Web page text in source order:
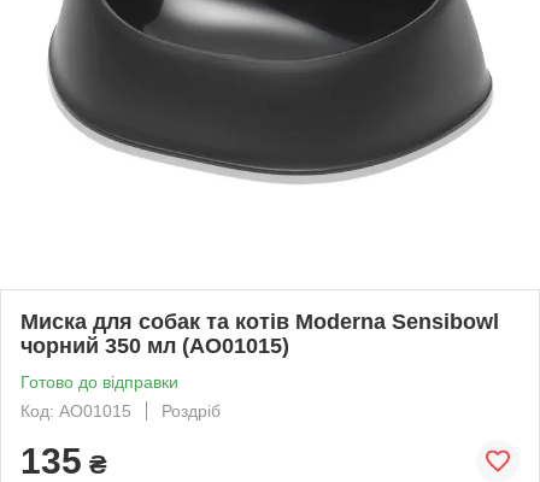
Миска для собак та котів Moderna Sensibowl
чорний 350 мл (AO01015)
Готово до відправки
Код: AO01015
Роздріб
135 ₴